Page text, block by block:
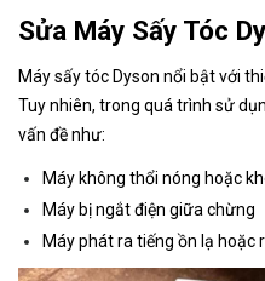
Sửa Máy Sấy Tóc
Máy sấy tóc Dyson nổi bật với
Tuy nhiên, trong quá trình sử
vấn đề như:
Máy không thổi nóng hoặc
Máy bị ngắt điện giữa chừng
Máy phát ra tiếng ồn lạ hoặc